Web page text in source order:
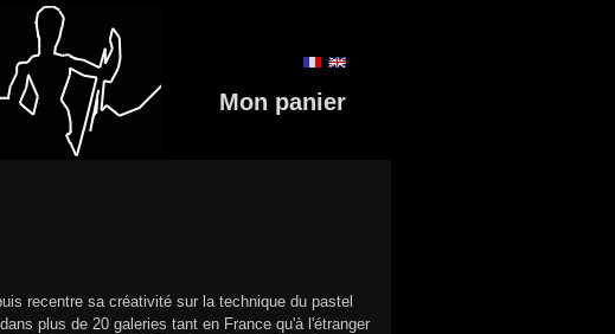
Mon panier
recentre sa créativité sur la technique du pastel
plus de 20 galeries tant en France qu'à l'étranger